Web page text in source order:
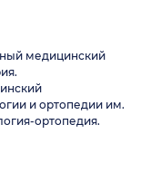
медицинский
и ортопедии им.
ортопедия.